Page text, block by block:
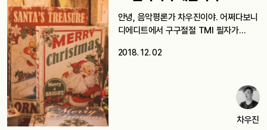
안녕, 음악평론가 차우진이야. 어쩌다보니
디에디트에서 구구절절 TMI 필자가
2018. 12. 02
차우진